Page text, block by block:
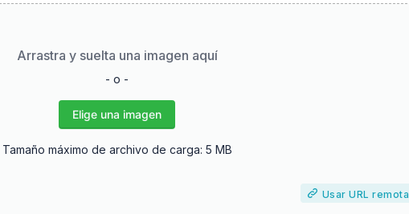
Arrastra y suelta una imagen aquí
- o -
Elige una imagen
Tamaño máximo de archivo de carga: 5 MB
Usar URL remota